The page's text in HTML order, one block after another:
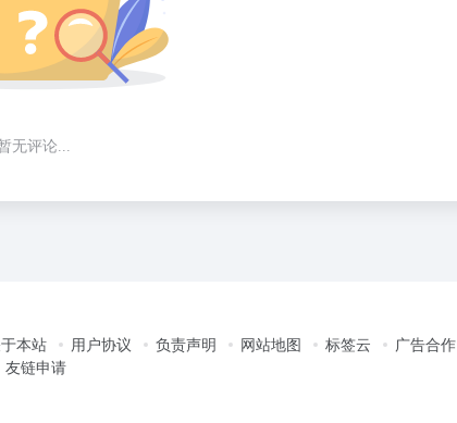
无评论...
本站 用户协议 负责声明 网站地图 标签云 广告合作
友链申请